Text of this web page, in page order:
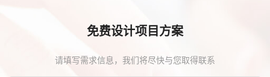
免费设计项目方案
请填写需求信息，我们将尽快与您取得联系